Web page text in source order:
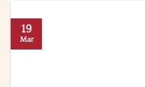
19
Mar